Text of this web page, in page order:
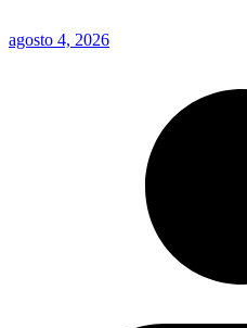
agosto 4, 2026